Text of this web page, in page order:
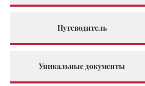
Путеводитель
Уникальные документы